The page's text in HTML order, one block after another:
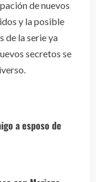
de nuevos
y la posible
de la serie ya
secretos se
a esposo de